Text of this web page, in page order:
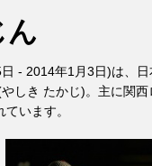
ん
- 2014年1月3日)は、
しき たかじ)。主に関西
います。